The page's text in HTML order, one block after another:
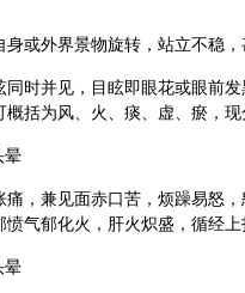
或外界景物旋转，站立不稳，
同时并见，目眩即眼花或眼前
括为风、火、痰、虚、瘀，现
晕
痛，兼见面赤口苦，烦躁易怒
气郁化火，肝火炽盛，循经上
晕